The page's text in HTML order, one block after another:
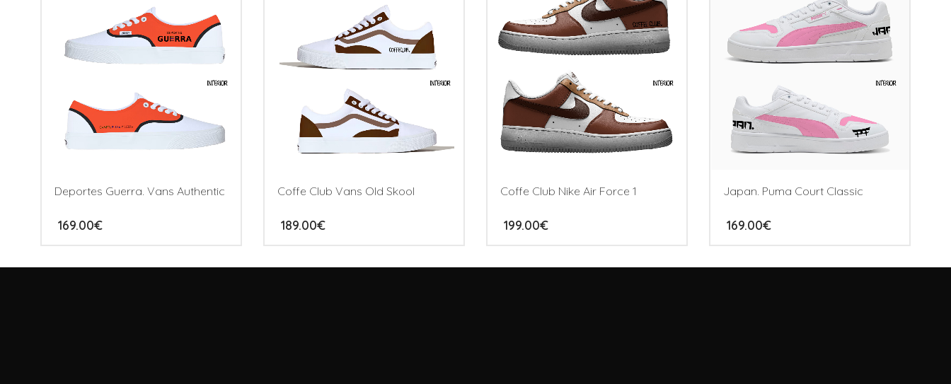
Deportes Guerra. Vans Authentic
169.00€
Coffe Club Vans Old Skool
189.00€
Coffe Club Nike Air Force 1
199.00€
Japan. Puma Court Classic
169.00€